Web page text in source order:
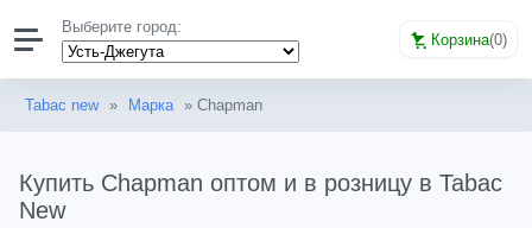
Выберите город:
Корзина(0)
Tabac new » Марка » Chapman
Купить Chapman оптом и в розницу в Tabac
New